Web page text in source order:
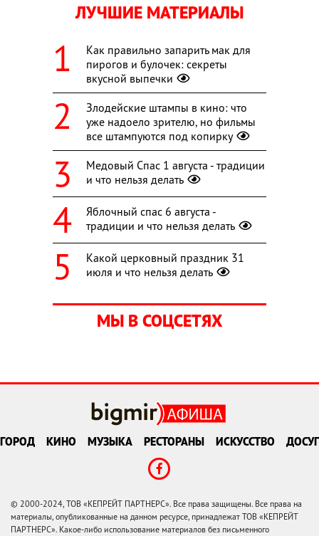
ЛУЧШИЕ МАТЕРИАЛЫ
Как правильно запарить мак для
пирогов и булочек: секреты
вкусной выпечки
Злодейские штампы в кино: что
уже надоело зрителю, но фильмы
все штампуются под копирку
Медовый Спас 1 августа - традиции
и что нельзя делать
Яблочный спас 6 августа -
традиции и что нельзя делать
Какой церковный праздник 31
июля и что нельзя делать
МЫ В СОЦСЕТЯХ
ГОРОД КИНО МУЗЫКА РЕСТОРАНЫ ИСКУССТВО ДОСУГ
© 2000-2024, ТОВ «КЕПРЕЙТ ПАРТНЕРС». Все права защищены. Все права на
материалы, опубликованные на данном ресурсе, принадлежат ТОВ «КЕПРЕЙТ
ПАРТНЕРС». Какое-либо использование материалов без письменного